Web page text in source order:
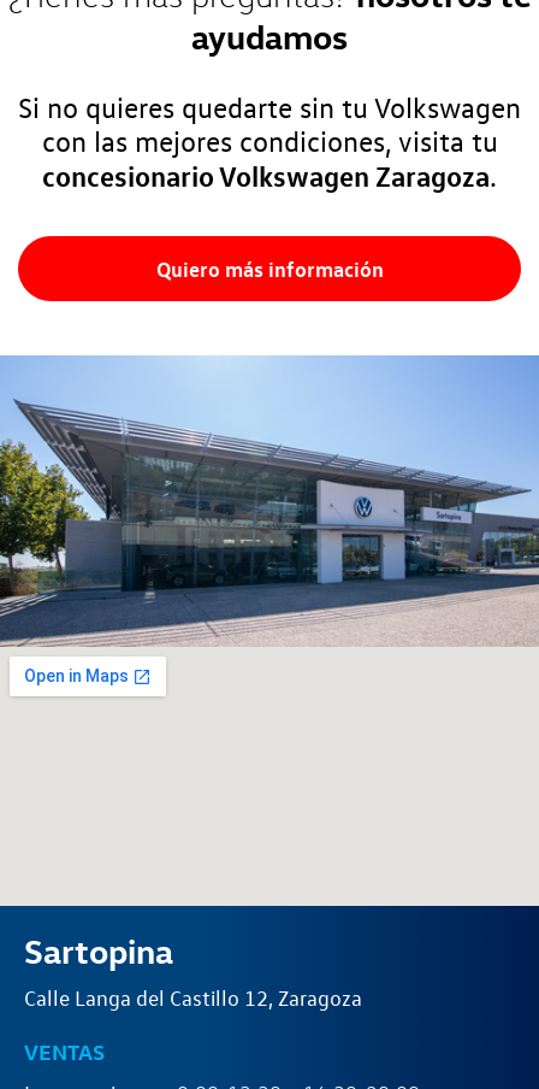
ayudamos
Si no quieres quedarte sin tu Volkswagen
con las mejores condiciones, visita tu
concesionario Volkswagen Zaragoza.
Quiero más información
Sartopina
Calle Langa del Castillo 12, Zaragoza
VENTAS